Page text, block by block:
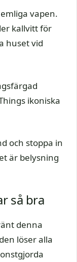
vapen.
kallvitt för
huset vid
ikoniska
och stoppa in
är belysning
så bra
denna
löser alla